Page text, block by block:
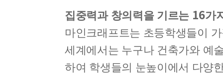
집중력과 창의력을 기르는 16가
마인크래프트는 초등학생들이
세계에서는 누구나 건축가와 예
하여 학생들의 눈높이에서 다양